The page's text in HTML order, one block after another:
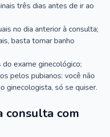
três dias antes de ir ao
no dia anterior à consulta;
basta tomar banho
exame ginecológico;
pelos pubianos: você não
ginecologista, só se quiser.
consulta com